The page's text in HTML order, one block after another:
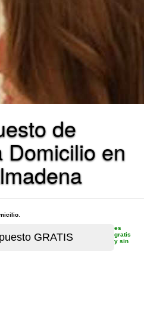
de
Domicilio en
es
gratis
y sin